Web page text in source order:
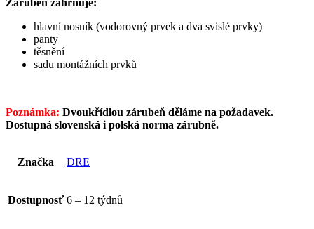
Zárubeň zahrnuje:
hlavní nosník (vodorovný prvek a dva svislé prvky)
panty
těsnění
sadu montážních prvků
Poznámka: Dvoukřídlou zárubeň děláme na požadavek.
Dostupná slovenská i polská norma zárubně.
Značka DRE
Dostupnosť 6 – 12 týdnů